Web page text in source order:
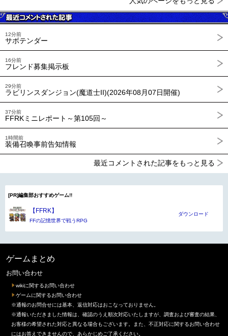
12分前
サボテンダー
16分前
フレンド募集掲示板
29分前
ラビリンスダンジョン(魔道士II)(2026年08月07日開催)
37分前
FFRKミニレポート～第105回～
1時間前
装備召喚事前告知情報
最近コメントされた記事をもっと見る
[PR]編集部おすすめゲーム!!
【FFRK】
FFの記憶世界で戦うRPG
ダウンロード
ゲームまとめ
お問い合わせ
wikiに関するお問い合わせ
ゲームに関するお問い合わせ
※通報のお問合せには基本、返信対応はおこなっておりません。
※通報いただきました情報は、確認のうえ順次対応いたしますが、調査および審査の結果、
お客様の希望された対応と異なる場合もございます。また、不正対応に関するお問い合わせ
にはお答えできませんので、あらかじめご了承ください。